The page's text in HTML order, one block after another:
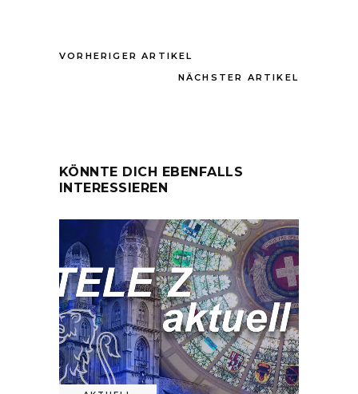
VORHERIGER ARTIKEL
NÄCHSTER ARTIKEL
KÖNNTE DICH EBENFALLS
INTERESSIEREN